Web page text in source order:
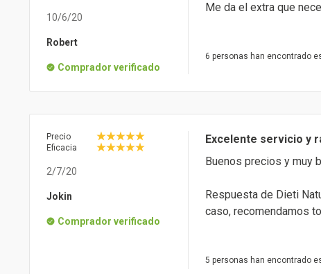
10/6/20
Robert
Comprador verificado
Me da el extra que
6 personas han encontrado
Precio
Eficacia
2/7/20
Jokin
Comprador verificado
Excelente servicio y
Buenos precios y muy
Respuesta de Dieti
caso, recomendamos
5 personas han encontrado